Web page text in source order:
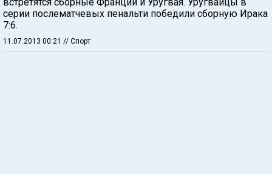
серии послематчевых пенальти победили сборную Ирака
7:6.
11.07.2013 00:21 // Спорт